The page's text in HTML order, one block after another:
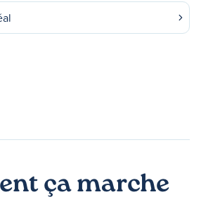
ça marche